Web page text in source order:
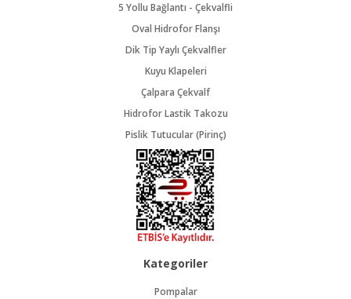
5 Yollu Bağlantı - Çekvalfli
Oval Hidrofor Flanşı
Dik Tip Yaylı Çekvalfler
Kuyu Klapeleri
Çalpara Çekvalf
Hidrofor Lastik Takozu
Pislik Tutucular (Pirinç)
Kategoriler
Pompalar